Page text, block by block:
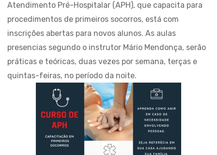
Atendimento Pré-Hospitalar (APH), que capacita para
procedimentos de primeiros socorros, está com
inscrições abertas para novos alunos. As aulas
presencias segundo o instrutor Mário Mendonça, serão
práticas e teóricas, duas vezes por semana, terças e
quintas-feiras, no período da noite.